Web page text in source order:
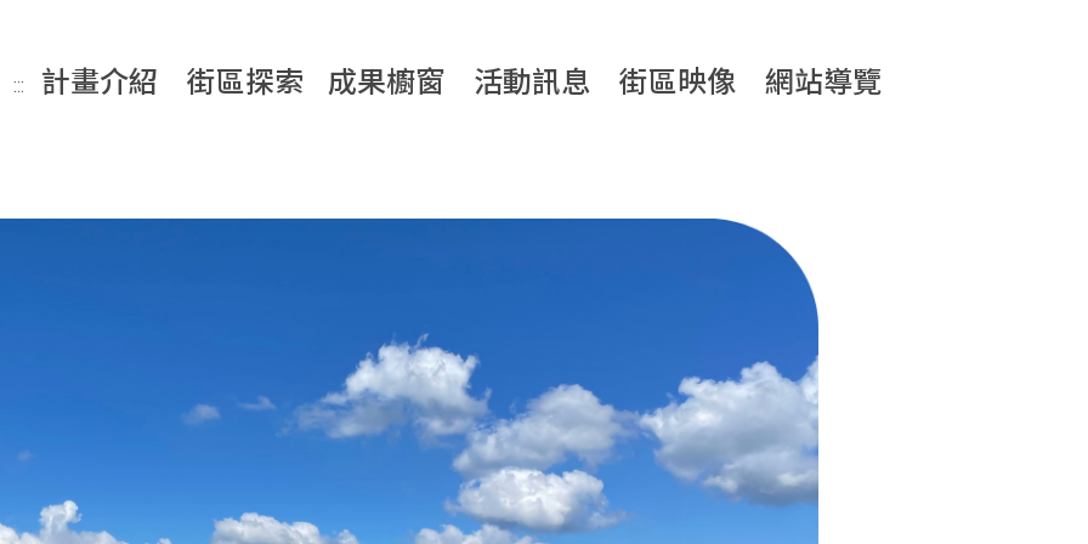
::: 計畫介紹 街區探索 成果櫥窗 活動訊息 街區映像 網站導覽